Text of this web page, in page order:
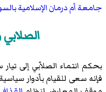
جامعة أم درمان الإسلامية
بحكم انتماء الصلاّبي إلى
فإنه سعى للقيام بأدوار